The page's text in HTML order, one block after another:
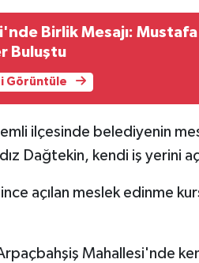
Birlik Mesajı:
Buluştu
Görüntüle
ilçesinde belediyenin
Dağtekin, kendi iş yerini
açılan meslek edinme
Mahallesi'nde